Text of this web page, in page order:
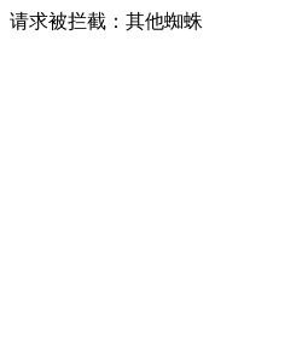
请求被拦截：其他蜘蛛